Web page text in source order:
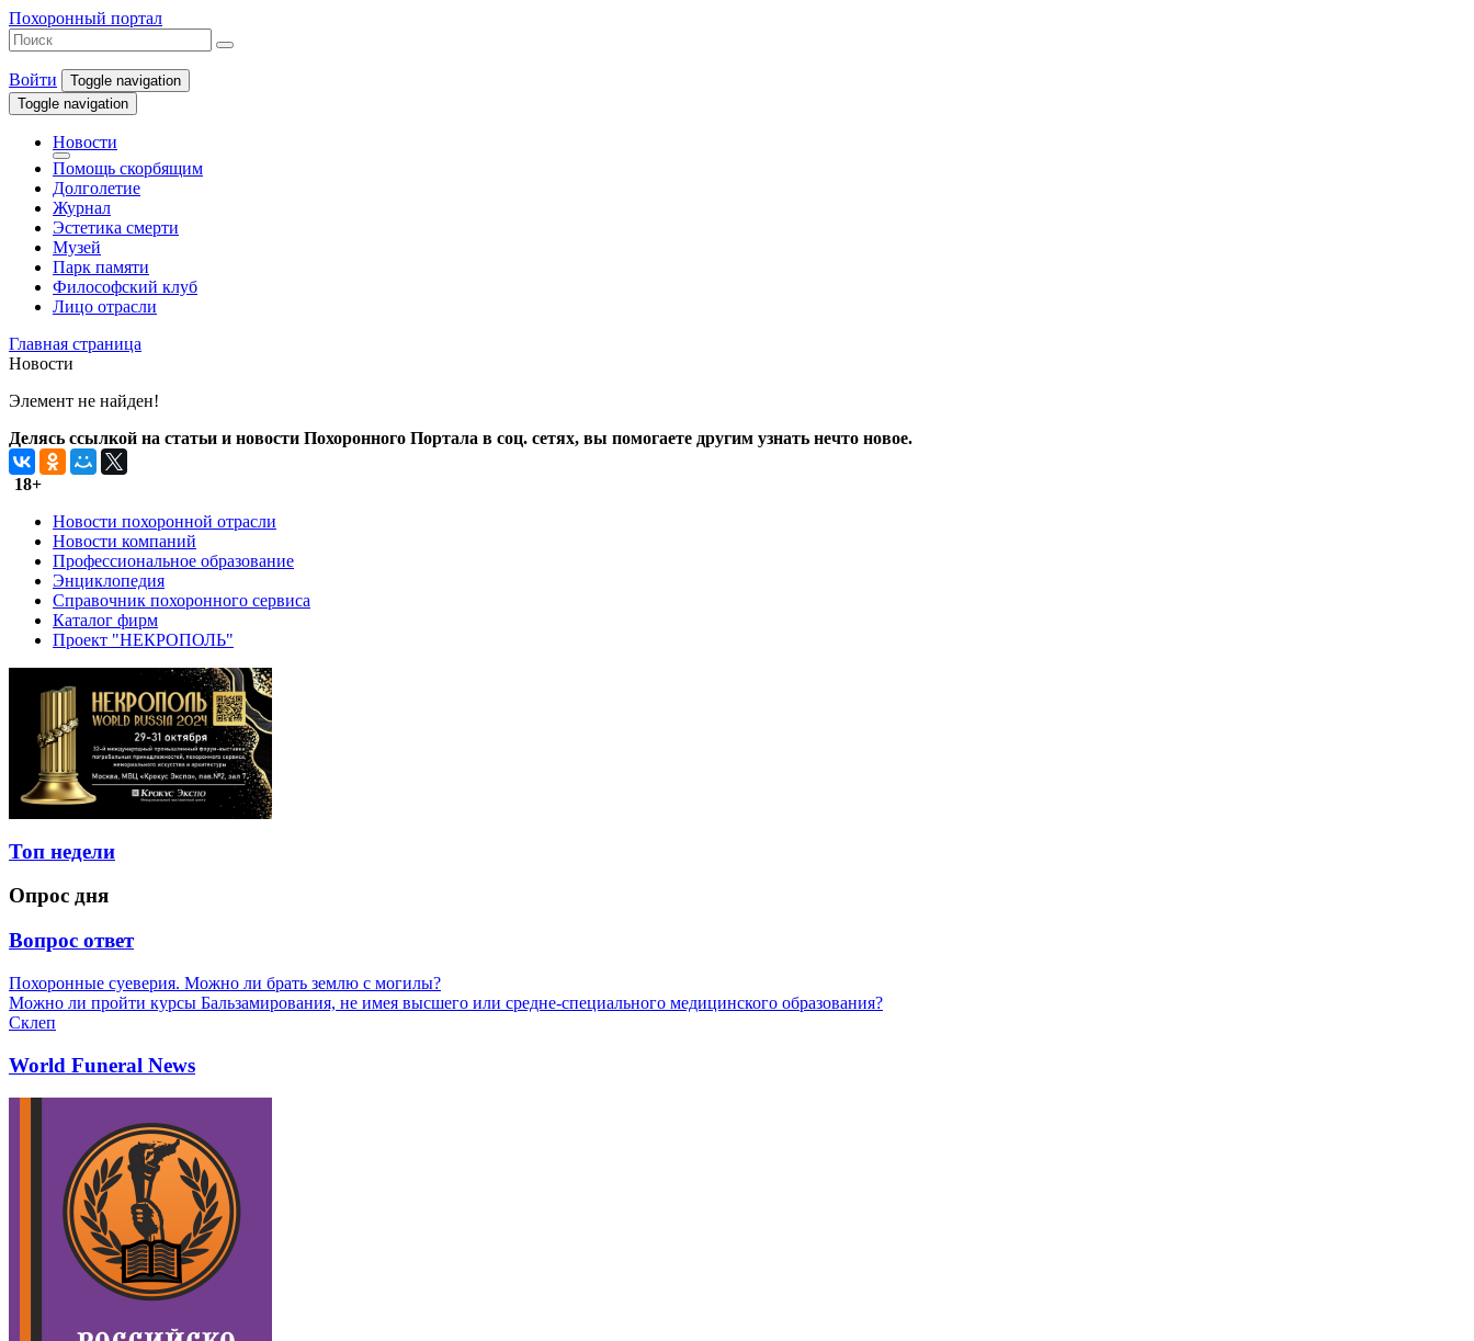
Похоронный портал
Войти
Toggle navigation
Toggle navigation
Новости
Помощь скорбящим
Долголетие
Журнал
Эстетика смерти
Музей
Парк памяти
Философский клуб
Лицо отрасли
Главная страница
Новости
Элемент не найден!
Делясь ссылкой на статьи и новости Похоронного Портала в соц. сетях, вы помогаете другим узнать нечто новое.
18+
Новости похоронной отрасли
Новости компаний
Профессиональное образование
Энциклопедия
Справочник похоронного сервиса
Каталог фирм
Проект "НЕКРОПОЛЬ"
Топ недели
Опрос дня
Вопрос ответ
Похоронные суеверия. Можно ли брать землю с могилы?
Можно ли пройти курсы Бальзамирования, не имея высшего или средне-специального медицинского образования?
Склеп
World Funeral News